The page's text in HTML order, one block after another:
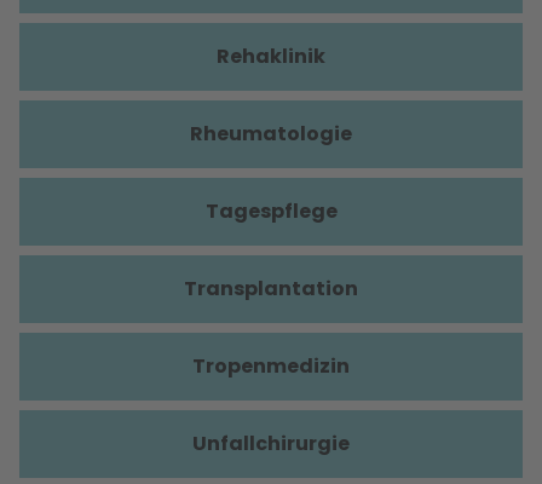
Rehaklinik
Rheumatologie
Tagespflege
Transplantation
Tropenmedizin
Unfallchirurgie